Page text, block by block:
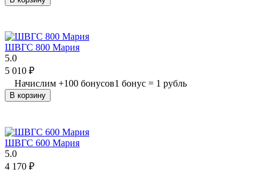
ШВГС 800 Мария
5.0
5 010 ₽
Начислим +100 бонусов1 бонус = 1 рубль
В корзину
ШВГС 600 Мария
5.0
4 170 ₽